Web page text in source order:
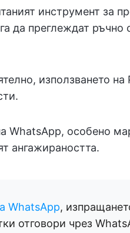
инструмент за
да преглеждат ръчно
използването на
WhatsApp, особено
ангажираността.
WhatsApp,
отговори чрез